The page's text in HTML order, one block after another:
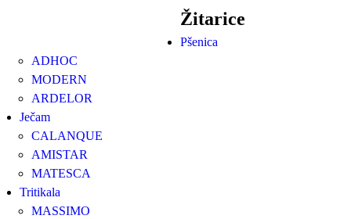
Žitarice
Pšenica
ADHOC
MODERN
ARDELOR
Ječam
CALANQUE
AMISTAR
MATESCA
Tritikala
MASSIMO